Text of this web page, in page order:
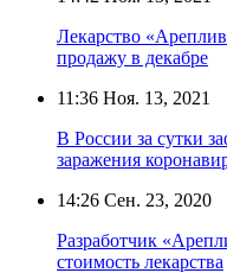
Лекарство
продажу в декабре
11:36 Ноя. 13, 2021
В России за сутки
заражения
14:26 Сен. 23, 2020
Разработчик
стоимость лекарства